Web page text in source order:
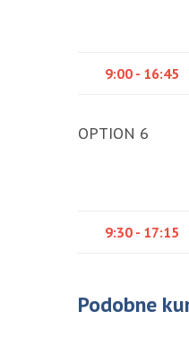
9:00 - 16:45
OPTION 6
9:30 - 17:15
Podobne